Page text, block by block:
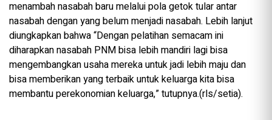
menambah nasabah baru melalui pola getok tular antar
nasabah dengan yang belum menjadi nasabah. Lebih lanjut
diungkapkan bahwa “Dengan pelatihan semacam ini
diharapkan nasabah PNM bisa lebih mandiri lagi bisa
mengembangkan usaha mereka untuk jadi lebih maju dan
bisa memberikan yang terbaik untuk keluarga kita bisa
membantu perekonomian keluarga,” tutupnya.(rls/setia).